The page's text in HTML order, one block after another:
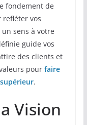
fondement de
vos
sens à votre
guide vos
des clients et
pour faire
.
Vision